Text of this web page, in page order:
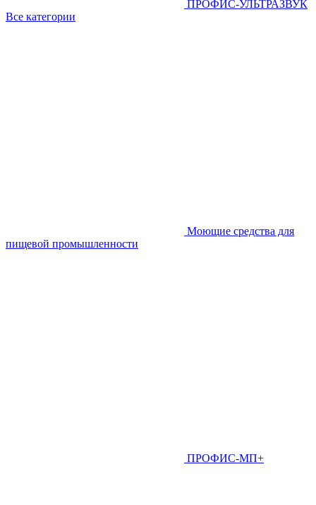
ПРОФИС-УЛЬТРАЗВУК
Все категории
Моющие средства для
пищевой промышленности
ПРОФИС-МП+